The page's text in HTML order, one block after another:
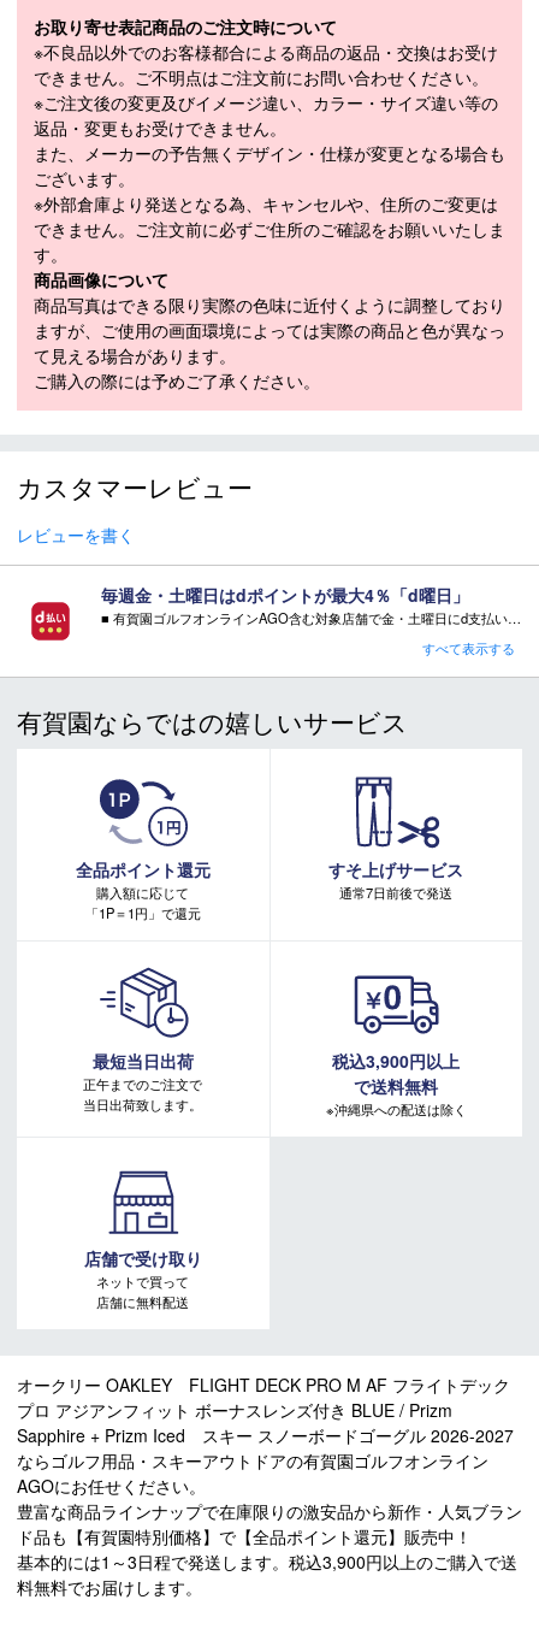
ノーゴーグルは、曇り止め搭載。シングルレンズモデルのみ、より
高い質の成分を使用。 日本人のフェイスシェイプに合ったアジア
ンフィットモデル。 オークリー独自のレンズ交換システムを採
用。フレームの両サイドに配置されたSWITCHLOCKを下げ、ロッ
クを外せば素早く簡単に別のレンズに交換が可能。 レンズをフレ
ームに磁気的に接続・固定。素早く、簡単にレンズ交換が可能。
SPECIFICATION
モデル
OO7142A-13
LENGTH（cm）
モデル年
2026-2027
＊製造の時期により、デザインが商品画像と異なる場合がご
＊製造上におきる細かい傷・汚れは、不良品に該当はしませ
ん。
＊店頭在庫と共有をしております。タイミングにより完売す
る場合がございます。
＊商品に質問などある場合は、ご購入前にショップまでお問
お取り寄せ表記商品のご注文時について
※不良品以外でのお客様都合による商品の返品・交換はお受け
できません。ご不明点はご注文前にお問い合わせください。
※ご注文後の変更及びイメージ違い、カラー・サイズ違い等の
返品・変更もお受けできません。
また、メーカーの予告無くデザイン・仕様が変更となる場合も
ございます。
※外部倉庫より発送となる為、キャンセルや、住所のご変更は
できません。ご注文前に必ずご住所のご確認をお願いいたしま
す。
商品画像について
商品写真はできる限り実際の色味に近付くように調整しており
ますが、ご使用の画面環境によっては実際の商品と色が異なっ
て見える場合があります。
ご購入の際には予めご了承ください。
カスタマーレビュー
レビューを書く
毎週金・土曜日はdポイントが最大4％「d曜日」
■ 有賀園ゴルフオンラインAGO含む対象店舗で金・土曜日にd支払いをすると
■ キャンペーン期間：毎週 金・土曜日 AM 0:00 - PM 23:59
注意事項：
・有賀園ポイントの獲得には別途ログイン/新規登録が必要です。
・本特典は予告なく変更・中止させて頂く場合があります。
・本キャンペーンの特典を受ける場合、ドコモ専用ページでエントリーが必要です。
詳しくはこちらをご確認ください。
キャンペーンページ
すべて表示する
有賀園ならではの嬉しいサービス
全品ポイント還元
購入額に応じて
「1P＝1円」で還元
すそ上げサービス
通常7日前後で発送
最短当日出荷
正午までのご注文で
当日出荷致します。
税込3,900円以上
で送料無料
※沖縄県への配送は除く
店舗で受け取り
ネットで買って
店舗に無料配送
オークリー OAKLEY FLIGHT DECK PRO M AF フライトデック
プロ アジアンフィット ボーナスレンズ付き BLUE / Prizm
Sapphire + Prizm Iced スキー スノーボードゴーグル 2026-2027
ならゴルフ用品・スキーアウトドアの有賀園ゴルフオンライン
AGOにお任せください。
豊富な商品ラインナップで在庫限りの激安品から新作・人気ブラン
ド品も【有賀園特別価格】で【全品ポイント還元】販売中！
基本的には1～3日程で発送します。税込3,900円以上のご購入で送
料無料でお届けします。